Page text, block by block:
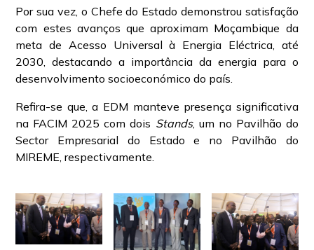
Por sua vez, o Chefe do Estado demonstrou satisfação
com estes avanços que aproximam Moçambique da
meta de Acesso Universal à Energia Eléctrica, até
2030, destacando a importância da energia para o
desenvolvimento socioeconómico do país.
Refira-se que, a EDM manteve presença significativa
na FACIM 2025 com dois Stands, um no Pavilhão do
Sector Empresarial do Estado e no Pavilhão do
MIREME, respectivamente.